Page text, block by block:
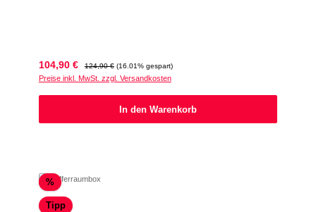
Verkaufspreis:
104,90 € Regulärer Preis:
124,90 € (16.01% gespart)
Preise inkl. MwSt. zzgl. Versandkosten
In den Warenkorb
%Rabatt
Tipp